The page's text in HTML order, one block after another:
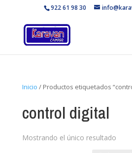
922 61 98 30
Inicio / Productos etiquetados
control digital
Mostrando el único resultado